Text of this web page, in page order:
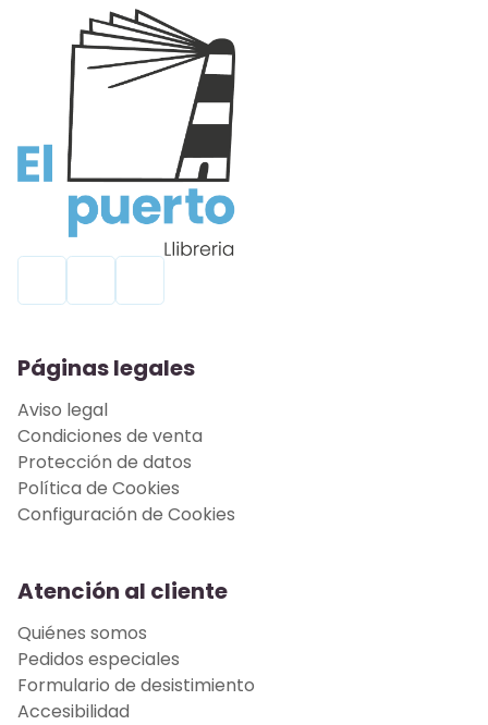
Páginas legales
Aviso legal
Condiciones de venta
Protección de datos
Política de Cookies
Configuración de Cookies
Atención al cliente
Quiénes somos
Pedidos especiales
Formulario de desistimiento
Accesibilidad